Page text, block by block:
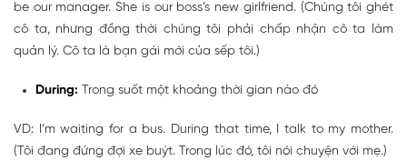
be our manager. She is our boss’s new girlfriend. (Chúng tôi ghét
cô ta, nhưng đồng thời chúng tôi phải chấp nhận cô ta làm
quản lý. Cô ta là bạn gái mới của sếp tôi.)
During: Trong suốt một khoảng thời gian nào đó
VD: I’m waiting for a bus. During that time, I talk to my mother.
(Tôi đang đứng đợi xe buýt. Trong lúc đó, tôi nói chuyện với mẹ.)